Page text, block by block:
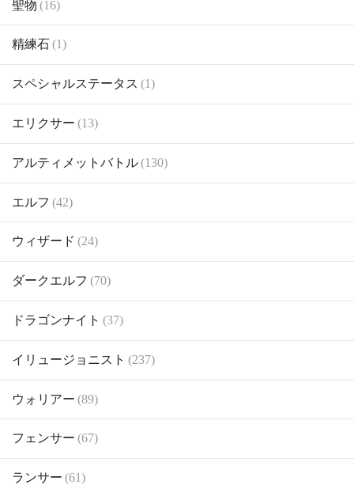
聖物 (16)
精練石 (1)
スペシャルステータス (1)
エリクサー (13)
アルティメットバトル(130)
エルフ (42)
ウィザード (24)
ダークエルフ (70)
ドラゴンナイト (37)
イリュージョニスト (237)
ウォリアー (89)
フェンサー (67)
ランサー (61)